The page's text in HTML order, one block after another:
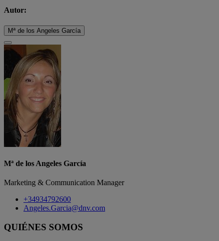
Autor:
Mª de los Angeles García
Mª de los Angeles García
Marketing & Communication Manager
+34934792600
Angeles.Garcia@dnv.com
QUIÉNES SOMOS